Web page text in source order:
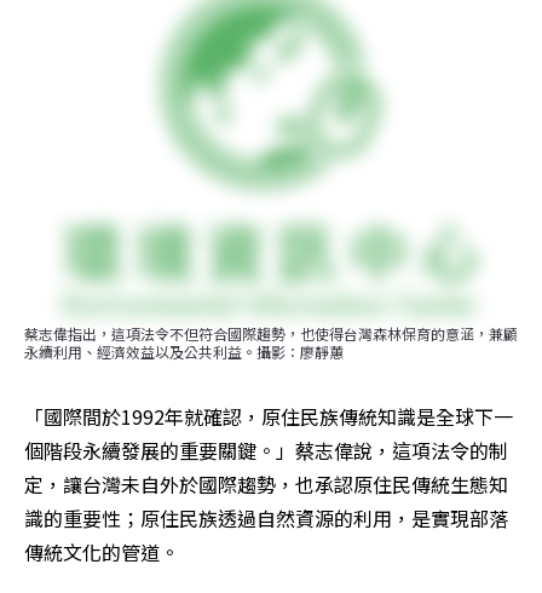
蔡志偉指出，這項法令不但符合國際趨勢，也使得台灣森林保育的意涵，兼顧
永續利用、經濟效益以及公共利益。攝影：廖靜蕙
「國際間於1992年就確認，原住民族傳統知識是全球下一
個階段永續發展的重要關鍵。」蔡志偉說，這項法令的制
定，讓台灣未自外於國際趨勢，也承認原住民傳統生態知
識的重要性；原住民族透過自然資源的利用，是實現部落
傳統文化的管道。